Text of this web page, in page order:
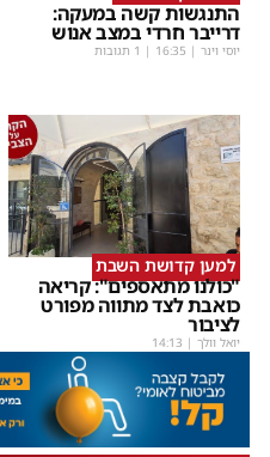
התנגשות קשה במעקה:
דרייבר חרדי במצב אנוש
יוסי וינר |
16:35 | 1 תגובות
למען קדושת השבת
"כולנו מתאספים": קריאה
כואבת לצד מתווה מפורט
לציבור
יואל וולך |
14:13